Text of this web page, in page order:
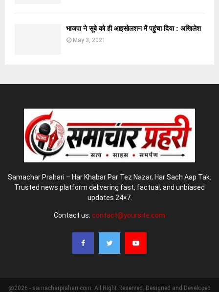
भाजपा ने सूबे को ही आइसोलशन में पहुंचा दिया : अखिलेश
May 3, 2021
Samachar Prahari – Har Khabar Par Tez Nazar, Har Sach Aap Tak.
Trusted news platform delivering fast, factual, and unbiased
updates 24×7.
Contact us: contact@yoursite.com
@2026 - samacharprahari.com. All Right Reserved. Designed and Developed